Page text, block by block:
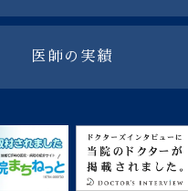
医師の実績